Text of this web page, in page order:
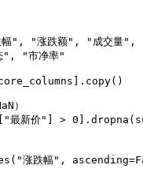
", "涨跌额", "成交量",
"市净率"
）
新价"] >
涨跌幅",